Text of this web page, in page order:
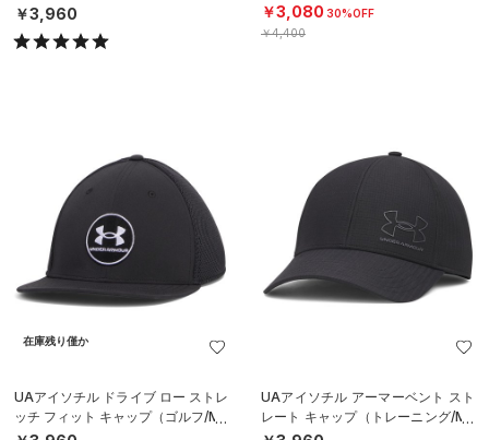
グ/MEN）
￥3,960 ￥3,080 30%OFF
￥4,400
在庫残り僅か
UAアイソチル ドライブ ロー ストレ
ッチ フィット キャップ（ゴルフ/ME
N）
UAアイソチル アーマーベント スト
レート キャップ（トレーニング/ME
N）